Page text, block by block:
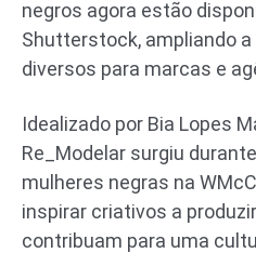
negros agora estão
Shutterstock, ampliando
diversos para marcas e
Idealizado por Bia Lopes
Re_Modelar surgiu
mulheres negras na
inspirar criativos a
contribuam para uma